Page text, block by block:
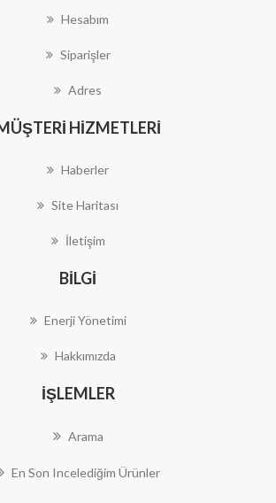
Hesabım
Siparişler
Adres
HIZMETLERI
Haberler
Site Haritası
İletişim
BILGI
Enerji Yönetimi
Hakkımızda
İŞLEMLER
Arama
En Son Incelediğim Ürünler